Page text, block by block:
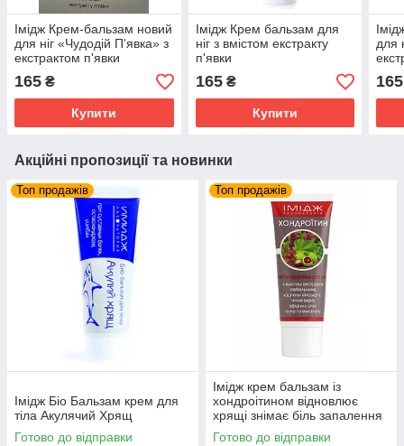
Імідж Крем-бальзам новий
для ніг «Чудодій П'явка» з
екстрактом п'явки
165 ₴
Купити
Імідж Крем бальзам для
ніг з вмістом екстракту
п'явки
165₴
Купити
для
165
Акційні пропозиції та новинки
Топ продажів
Імідж Біо Бальзам крем для
тіла Акулячий Хрящ
Готово до відправки
Топ продажів
Імідж крем бальзам із
хондроітином відновлює
хрящі знімає біль запалення
суглобів та м'язів
Готово до відправки